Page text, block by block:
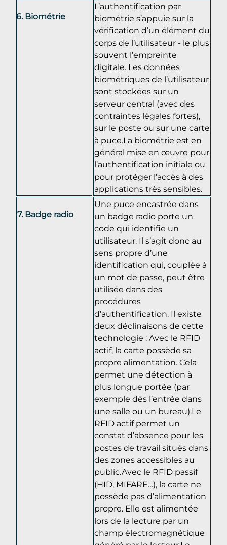
Biométrie
L’authentification par
biométrie s’appuie sur la
vérification d’un élément du
corps de l’utilisateur - le plus
souvent l’empreinte
digitale. Les données
biométriques de l’utilisateur
sont stockées sur un
serveur central (avec des
contraintes légales fortes),
sur le poste ou sur une carte
à puce.La biométrie est en
général mise en œuvre pour
l’authentification initiale ou
pour protéger l’accès à des
applications très sensibles.
Badge radio
Une puce encastrée dans
un badge radio porte un
code qui identifie un
utilisateur. Il s’agit donc au
sens propre d’une
identification qui, couplée à
un mot de passe, peut être
utilisée dans des
procédures
d’authentification. Il existe
deux déclinaisons de cette
technologie : Avec le RFID
actif, la carte possède sa
propre alimentation. Cela
permet une détection à
plus longue portée (par
exemple dès l’entrée dans
une salle ou un bureau).Le
RFID actif permet un
constat d’absence pour les
postes de travail situés dans
des zones accessibles au
public.Avec le RFID passif
(HID, MIFARE…), la carte ne
possède pas d’alimentation
propre. Elle est alimentée
lors de la lecture par un
champ électromagnétique